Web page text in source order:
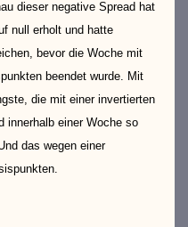
dieser negative Spread hat
null erholt und hatte
bevor die Woche mit
beendet wurde. Mit
die mit einer invertierten
innerhalb einer Woche so
das wegen einer